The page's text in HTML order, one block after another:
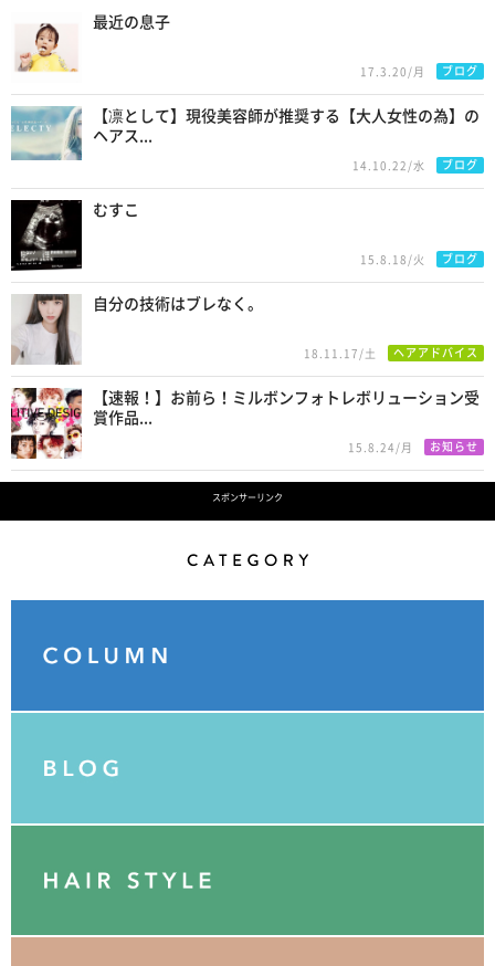
最近の息子
17.3.20/月 ブログ
【凛として】現役美容師が推奨する【大人女性の為】の
ヘアス...
14.10.22/水 ブログ
むすこ
15.8.18/火 ブログ
自分の技術はブレなく。
18.11.17/土 ヘアアドバイス
【速報！】お前ら！ミルボンフォトレボリューション受
賞作品...
15.8.24/月 お知らせ
スポンサーリンク